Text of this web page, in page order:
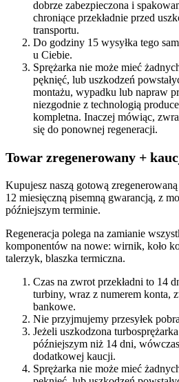
dobrze zabezpieczona i
chroniące przekładnie przed
transportu.
Do godziny 15 wysyłka tego
u Ciebie.
Sprężarka nie może mieć
pęknięć, lub uszkodzeń
montażu, wypadku lub napraw
niezgodnie z technologią
kompletna. Inaczej mówiąc,
się do ponownej regeneracji.
Towar zregenerowany +
Kupujesz naszą gotową
12 miesięczną pisemną gwarancją, z
późniejszym terminie.
Regeneracja polega na zamianie
komponentów na nowe: wirnik, koło
talerzyk, blaszka termiczna.
Czas na zwrot przekładni to 14
turbiny, wraz z numerem konta,
bankowe.
Nie przyjmujemy przesyłek
Jeżeli uszkodzona
późniejszym niż 14 dni,
dodatkowej kaucji.
Sprężarka nie może mieć